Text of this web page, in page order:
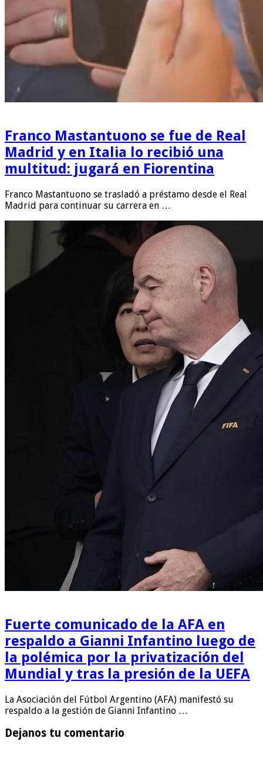
Franco Mastantuono se fue de Real
Madrid y en Italia lo recibió una
multitud: jugará en Fiorentina
Franco Mastantuono se trasladó a préstamo desde el Real
Madrid para continuar su carrera en …
Fuerte comunicado de la AFA en
respaldo a Gianni Infantino luego de
la polémica por la privatización del
Mundial y tras la presión de la UEFA
La Asociación del Fútbol Argentino (AFA) manifestó su
respaldo a la gestión de Gianni Infantino …
Dejanos tu comentario